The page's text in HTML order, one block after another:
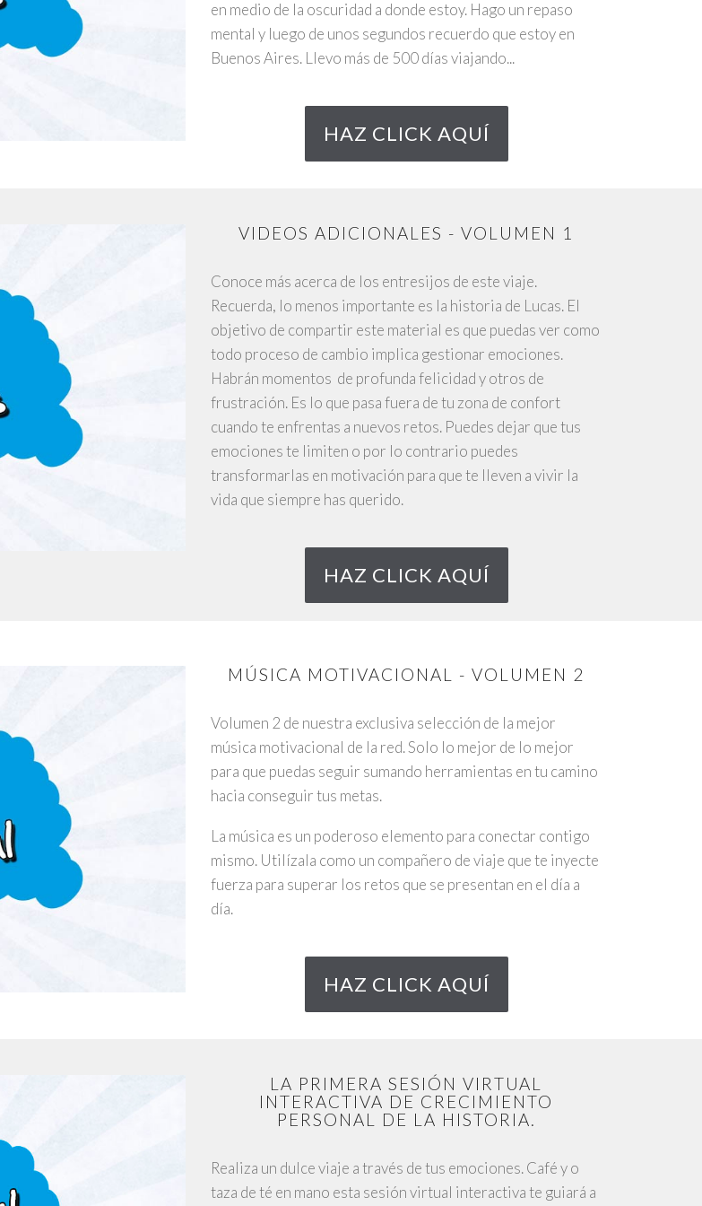
en medio de la oscuridad a donde estoy. Hago un repaso
mental y luego de unos segundos recuerdo que estoy en
Buenos Aires. Llevo más de 500 días viajando...
HAZ CLICK AQUÍ
VIDEOS ADICIONALES - VOLUMEN 1
Conoce más acerca de los entresijos de este viaje.
Recuerda, lo menos importante es la historia de Lucas. El
objetivo de compartir este material es que puedas ver como
todo proceso de cambio implica gestionar emociones.
Habrán momentos de profunda felicidad y otros de
frustración. Es lo que pasa fuera de tu zona de confort
cuando te enfrentas a nuevos retos. Puedes dejar que tus
emociones te limiten o por lo contrario puedes
transformarlas en motivación para que te lleven a vivir la
vida que siempre has querido.
HAZ CLICK AQUÍ
MÚSICA MOTIVACIONAL - VOLUMEN 2
Volumen 2 de nuestra exclusiva selección de la mejor
música motivacional de la red. Solo lo mejor de lo mejor
para que puedas seguir sumando herramientas en tu camino
hacia conseguir tus metas.
La música es un poderoso elemento para conectar contigo
mismo. Utilízala como un compañero de viaje que te inyecte
fuerza para superar los retos que se presentan en el día a
día.
HAZ CLICK AQUÍ
LA PRIMERA SESIÓN VIRTUAL
INTERACTIVA DE CRECIMIENTO
PERSONAL DE LA HISTORIA.
Realiza un dulce viaje a través de tus emociones. Café y o
taza de té en mano esta sesión virtual interactiva te guiará a